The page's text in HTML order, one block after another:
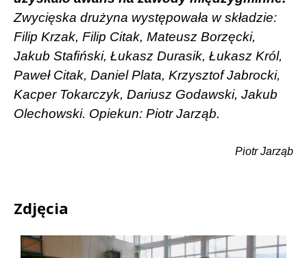
Zwycięska drużyna występowała w składzie:
Filip Krzak, Filip Citak, Mateusz Borzęcki,
Jakub Stafiński, Łukasz Durasik, Łukasz Król,
Paweł Citak, Daniel Plata, Krzysztof Jabrocki,
Kacper Tokarczyk, Dariusz Godawski, Jakub
Olechowski. Opiekun: Piotr Jarząb.
Piotr Jarząb
Zdjęcia